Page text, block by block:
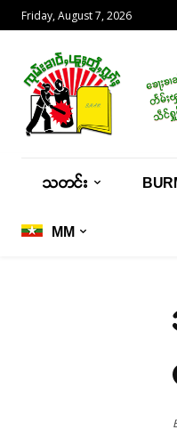
Friday, August 7, 2026
သတင်း
MM